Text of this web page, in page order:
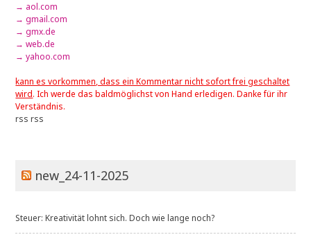
→ aol.com
→ gmail.com
→ gmx.de
→ web.de
→ yahoo.com
kann es vorkommen, dass ein Kommentar nicht sofort frei geschaltet
wird. Ich werde das baldmöglichst von Hand erledigen. Danke für ihr
Verständnis.
rss rss
new_24-11-2025
Steuer: Kreativität lohnt sich. Doch wie lange noch?